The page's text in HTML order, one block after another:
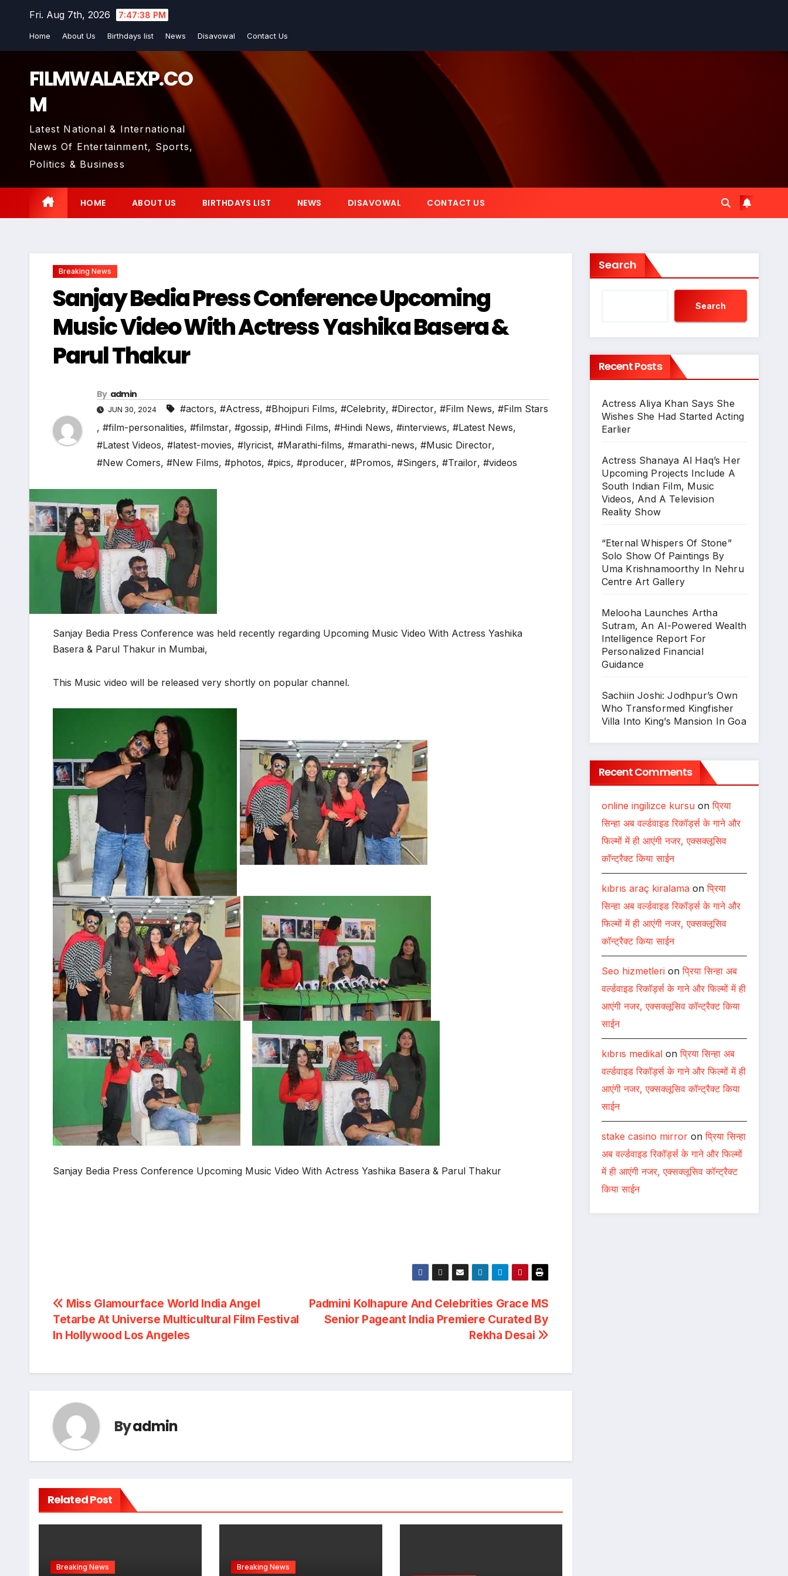
Fri. Aug 7th, 2026 7:47:39 PM
Home About Us Birthdays list News Disavowal Contact Us
FILMWALAEXP.CO
M
Latest National & International
News Of Entertainment, Sports,
Politics & Business
HOME ABOUT US BIRTHDAYS LIST NEWS DISAVOWAL CONTACT US
Breaking News
Sanjay Bedia Press Conference Upcoming
Music Video With Actress Yashika Basera &
Parul Thakur
By admin
JUN 30, 2024 #actors, #Actress, #Bhojpuri Films, #Celebrity, #Director, #Film News, #Film Stars
, #film-personalities, #filmstar, #gossip, #Hindi Films, #Hindi News, #interviews, #Latest News,
#Latest Videos, #latest-movies, #lyricist, #Marathi-films, #marathi-news, #Music Director,
#New Comers, #New Films, #photos, #pics, #producer, #Promos, #Singers, #Trailor, #videos
Sanjay Bedia Press Conference was held recently regarding Upcoming Music Video With Actress Yashika
Basera & Parul Thakur in Mumbai,
This Music video will be released very shortly on popular channel.
Sanjay Bedia Press Conference Upcoming Music Video With Actress Yashika Basera & Parul Thakur
Post
navigation
Padmini Kolhapure And Celebrities Grace MS
Senior Pageant India Premiere Curated By
Rekha Desai
Miss Glamourface World India Angel
Tetarbe At Universe Multicultural Film Festival
In Hollywood Los Angeles
Byadmin
Related Post
Breaking News Breaking News
Search
Search
Recent Posts
Actress Aliya Khan Says She
Wishes She Had Started Acting
Earlier
Actress Shanaya Al Haq’s Her
Upcoming Projects Include A
South Indian Film, Music
Videos, And A Television
Reality Show
“Eternal Whispers Of Stone”
Solo Show Of Paintings By
Uma Krishnamoorthy In Nehru
Centre Art Gallery
Melooha Launches Artha
Sutram, An AI-Powered Wealth
Intelligence Report For
Personalized Financial
Guidance
Sachiin Joshi: Jodhpur’s Own
Who Transformed Kingfisher
Villa Into King’s Mansion In Goa
Recent Comments
online ingilizce kursuonप्रिया
सिन्हा अब वर्ल्डवाइड रिकॉर्ड्स के गाने और
फिल्मों में ही आएंगी नजर, एक्सक्लूसिव
कॉन्ट्रैक्ट किया साईन
kıbrıs araç kiralamaonप्रिया
सिन्हा अब वर्ल्डवाइड रिकॉर्ड्स के गाने और
फिल्मों में ही आएंगी नजर, एक्सक्लूसिव
कॉन्ट्रैक्ट किया साईन
Seo hizmetlerionप्रिया सिन्हा अब
वर्ल्डवाइड रिकॉर्ड्स के गाने और फिल्मों में ही
आएंगी नजर, एक्सक्लूसिव कॉन्ट्रैक्ट किया
साईन
kıbrıs medikalonप्रिया सिन्हा अब
वर्ल्डवाइड रिकॉर्ड्स के गाने और फिल्मों में ही
आएंगी नजर, एक्सक्लूसिव कॉन्ट्रैक्ट किया
साईन
stake casino mirroronप्रिया सिन्हा
अब वर्ल्डवाइड रिकॉर्ड्स के गाने और फिल्मों
में ही आएंगी नजर, एक्सक्लूसिव कॉन्ट्रैक्ट
किया साईन